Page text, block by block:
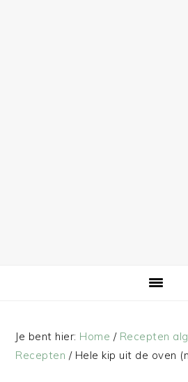
Je bent hier: Home / Recepten
Recepten /Hele kip uit de oven